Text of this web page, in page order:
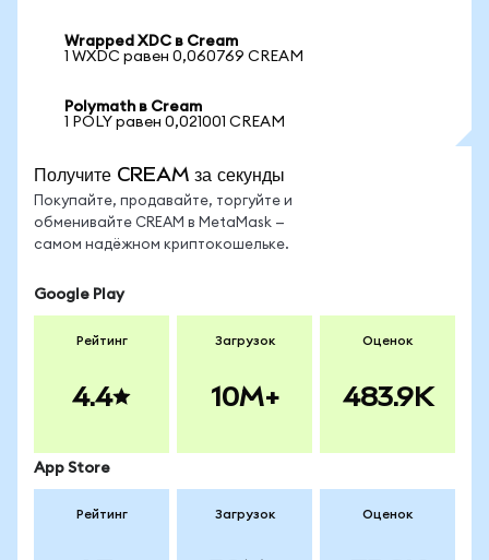
Wrapped XDC в Cream
1 WXDC равен 0,060769 CREAM
Polymath в Cream
1 POLY равен 0,021001 CREAM
Получите CREAM за секунды
Покупайте, продавайте, торгуйте и
обменивайте CREAM в MetaMask —
самом надёжном криптокошельке.
Google Play
Рейтинг
4.4
Загрузок
10M+
Оценок
483.9K
App Store
Рейтинг Загрузок Оценок